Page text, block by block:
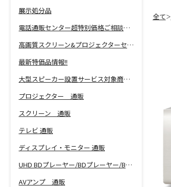
展示処分品
電話通販センター超特別価格ご相談コーナー！
高画質スクリーン&プロジェクターセット超特価！
最新特価品情報!!
大型スピーカー設置サービス対象商品！
プロジェクター 通販
スクリーン 通販
テレビ 通販
ディスプレイ・モニター 通販
UHD BDプレーヤー/BDプレーヤー/BDレコーダー 通販
AVアンプ 通販
全て＞